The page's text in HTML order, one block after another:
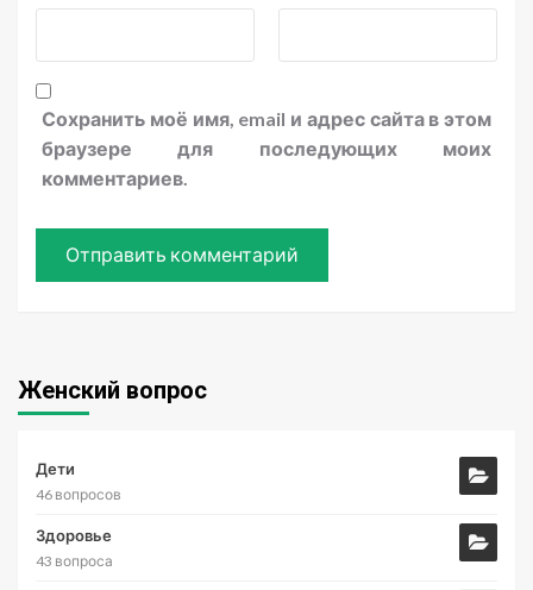
Сохранить моё имя, email и адрес сайта в этом
браузере для последующих моих
комментариев.
Женский вопрос
Дети
46 вопросов
Здоровье
43 вопроса